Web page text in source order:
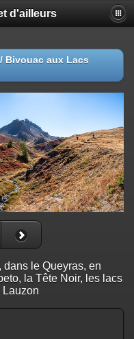
d'ailleurs
/ Bivouac aux Lacs
le Queyras, en
la Tête Noir, les lacs
Lauzon